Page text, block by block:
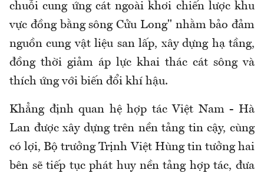
chuỗi cung ứng cát ngoài khơi chiến lược khu
vực đồng bằng sông Cửu Long" nhằm bảo đảm
nguồn cung vật liệu san lấp, xây dựng hạ tầng,
đồng thời giảm áp lực khai thác cát sông và
thích ứng với biến đổi khí hậu.
Khẳng định quan hệ hợp tác Việt Nam - Hà
Lan được xây dựng trên nền tảng tin cậy, cùng
có lợi, Bộ trưởng Trịnh Việt Hùng tin tưởng hai
bên sẽ tiếp tục phát huy nền tảng hợp tác, đưa